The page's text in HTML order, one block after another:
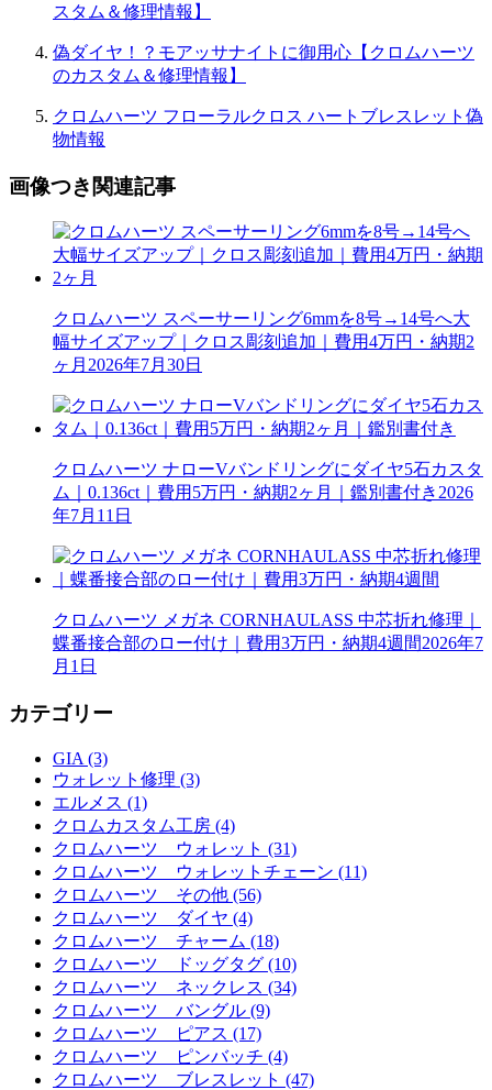
スタム＆修理情報】
偽ダイヤ！？モアッサナイトに御用心【クロムハーツ
のカスタム＆修理情報】
クロムハーツ フローラルクロス ハートブレスレット偽
物情報
画像つき関連記事
クロムハーツ スペーサーリング6mmを8号→14号へ大
幅サイズアップ｜クロス彫刻追加｜費用4万円・納期2
ヶ月 2026年7月30日
クロムハーツ ナローVバンドリングにダイヤ5石カスタ
ム｜0.136ct｜費用5万円・納期2ヶ月｜鑑別書付き 2026
年7月11日
クロムハーツ メガネ CORNHAULASS 中芯折れ修理｜
蝶番接合部のロー付け｜費用3万円・納期4週間2026年7
月1日
カテゴリー
GIA (3)
ウォレット修理 (3)
エルメス (1)
クロムカスタム工房 (4)
クロムハーツ ウォレット (31)
クロムハーツ ウォレットチェーン (11)
クロムハーツ その他 (56)
クロムハーツ ダイヤ (4)
クロムハーツ チャーム (18)
クロムハーツ ドッグタグ (10)
クロムハーツ ネックレス (34)
クロムハーツ バングル (9)
クロムハーツ ピアス (17)
クロムハーツ ピンバッチ (4)
クロムハーツ ブレスレット (47)